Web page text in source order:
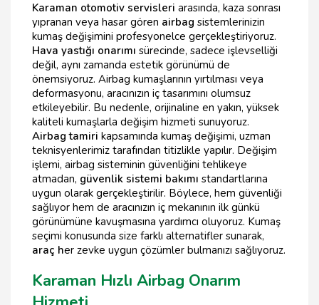
Karaman otomotiv servisleri arasında, kaza sonrası
yıpranan veya hasar gören airbag sistemlerinizin
kumaş değişimini profesyonelce gerçekleştiriyoruz.
Hava yastığı onarımı sürecinde, sadece işlevselliği
değil, aynı zamanda estetik görünümü de
önemsiyoruz. Airbag kumaşlarının yırtılması veya
deformasyonu, aracınızın iç tasarımını olumsuz
etkileyebilir. Bu nedenle, orijinaline en yakın, yüksek
kaliteli kumaşlarla değişim hizmeti sunuyoruz.
Airbag tamiri kapsamında kumaş değişimi, uzman
teknisyenlerimiz tarafından titizlikle yapılır. Değişim
işlemi, airbag sisteminin güvenliğini tehlikeye
atmadan, güvenlik sistemi bakımı standartlarına
uygun olarak gerçekleştirilir. Böylece, hem güvenliği
sağlıyor hem de aracınızın iç mekanının ilk günkü
görünümüne kavuşmasına yardımcı oluyoruz. Kumaş
seçimi konusunda size farklı alternatifler sunarak,
araç her zevke uygun çözümler bulmanızı sağlıyoruz.
Karaman Hızlı Airbag Onarım